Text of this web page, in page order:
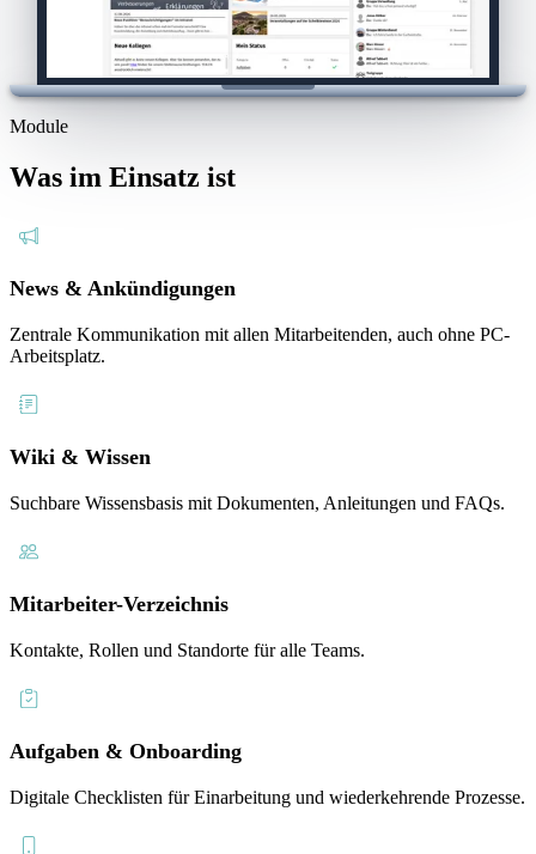
Module
Was im Einsatz ist
News & Ankündigungen
Zentrale Kommunikation mit allen Mitarbeitenden, auch ohne PC-
Arbeitsplatz.
Wiki & Wissen
Suchbare Wissensbasis mit Dokumenten, Anleitungen und FAQs.
Mitarbeiter-Verzeichnis
Kontakte, Rollen und Standorte für alle Teams.
Aufgaben & Onboarding
Digitale Checklisten für Einarbeitung und wiederkehrende Prozesse.